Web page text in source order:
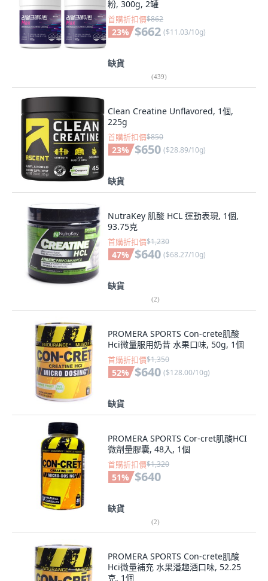
粉, 300g, 2罐
首購折扣價$862
23% $662 ($11.03/10g)
缺貨
(439)
Clean Creatine Unflavored, 1個,
225g
首購折扣價$850
23% $650 ($28.89/10g)
缺貨
NutraKey 肌酸 HCL 運動表現, 1個,
93.75克
首購折扣價$1,230
47% $640 ($68.27/10g)
缺貨
(2)
PROMERA SPORTS Con-crete肌酸
Hci微量服用奶昔 水果口味, 50g, 1個
首購折扣價$1,350
52% $640 ($128.00/10g)
缺貨
PROMERA SPORTS Cor-cret肌酸HCI
微劑量膠囊, 48入, 1個
首購折扣價$1,320
51% $640
缺貨
(2)
PROMERA SPORTS Con-crete肌酸
Hci微量補充 水果潘趣酒口味, 52.25
克, 1個